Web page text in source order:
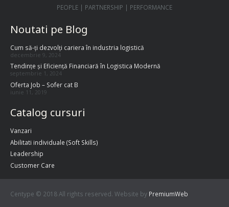
PEOPLE | PARTNERSHIP | PERFORMANCE
Noutati pe Blog
Cum să-ți dezvolți cariera în industria logistică
decembrie 9, 2024
Tendințe și Eficiență Financiară în Logistica Modernă
septembrie 1, 2024
Oferta Job – Sofer cat B
iunie 11, 2019
Catalog cursuri
Vanzari
Abilitati individuale (Soft Skills)
Leadership
Customer Care
Centype © 2018 All rights reserved. Website by PremiumWeb